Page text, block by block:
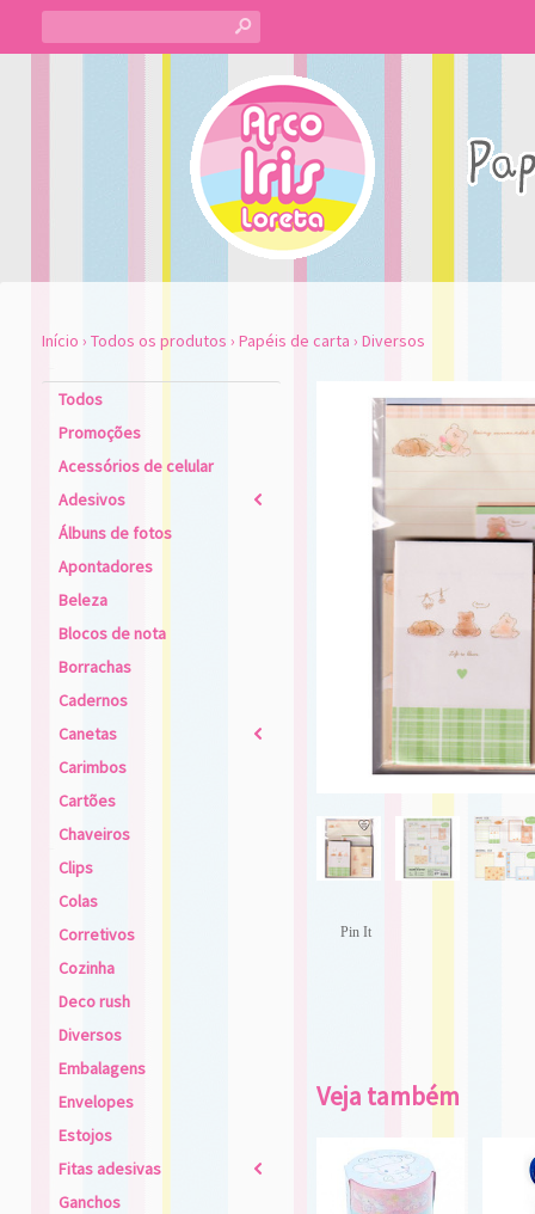
s
Início › Todos os produtos › Papéis de carta › Diversos
Todos
Promoções
Acessórios de celular
Adesivos
2
Álbuns de fotos
Apontadores
Beleza
Blocos de nota
Borrachas
Cadernos
Canetas
2
Carimbos
Cartões
Chaveiros
Clips
Colas
Corretivos
Cozinha
Deco rush
Diversos
Embalagens
Envelopes
Estojos
Fitas adesivas
2
Ganchos
Pin It
Veja também